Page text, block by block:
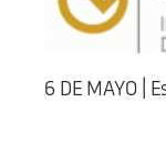
6 DE MAYO |